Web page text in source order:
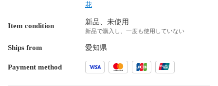
花
Item condition 新品、未使用
新品で購入し、一度も使用していない
Ships from 愛知県
Payment method